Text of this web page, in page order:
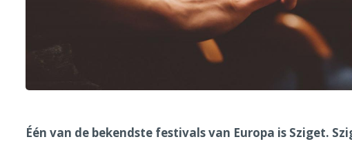
Één van de bekendste festivals van Europa is Sziget.